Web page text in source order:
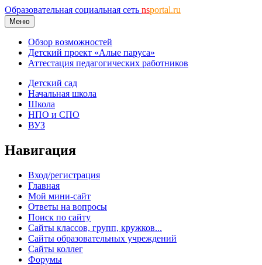
Образовательная социальная сеть nsportal.ru
Меню
Обзор возможностей
Детский проект «Алые паруса»
Аттестация педагогических работников
Детский сад
Начальная школа
Школа
НПО и СПО
ВУЗ
Навигация
Вход/регистрация
Главная
Мой мини-сайт
Ответы на вопросы
Поиск по сайту
Сайты классов, групп, кружков...
Сайты образовательных учреждений
Сайты коллег
Форумы